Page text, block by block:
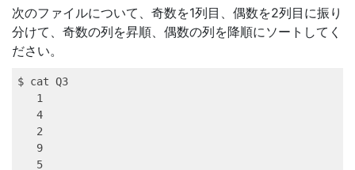
次のファイルについて、奇数を1列目、偶数を2列目に振り
分けて、奇数の列を昇順、偶数の列を降順にソートしてく
ださい。
$ cat Q3
1
4
2
9
5